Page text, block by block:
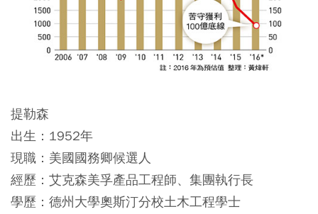
提勒森
出生：1952年
現職：美國國務卿候選人
經歷：艾克森美孚產品工程師、集團執行長
學歷：德州大學奧斯汀分校土木工程學士